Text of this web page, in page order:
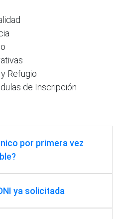
Refugio
de Inscripción
por primera vez
ya solicitada